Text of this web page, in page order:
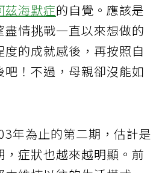
茲海默症的自覺。應該是
情挑戰一直以來想做的
的成就感後，再按照自
吧！不過，母親卻沒能如
年為止的第二期，估計是
症狀也越來越明顯。前